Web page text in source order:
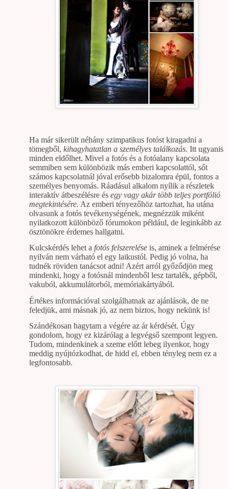
Ha már sikerült néhány szimpatikus fotóst kiragadni a
tömegből,kihagyhatatlan a személyes találkozás. Itt ugyanis
minden eldőlhet. Mivel a fotós és a fotóalany kapcsolata
semmiben sem különbözik más emberi kapcsolattól, sőt
számos kapcsolatnál jóval erősebb bizalomra épül, fontos a
személyes benyomás. Ráadásul alkalom nyílik a részletek
interaktív átbeszélésre ésegy vagy akár több teljes portfólió
megtekintésére. Az emberi tényezőhöz tartozhat, ha utána
olvasunk a fotós tevékenységének, megnézzük miként
nyilatkozott különböző fórumokon például, de leginkább az
ösztönökre érdemes hallgatni.
Kulcskérdés lehet afotós felszerelése is, aminek a felmérése
nyilván nem várható el egy laikustól. Pedig jó volna, ha
tudnék röviden tanácsot adni! Azért arról győződjön meg
mindenki, hogy a fotósnál mindenből lesz tartalék, gépből,
vakuból, akkumulátorból, memóriakártyából.
Értékes információval szolgálhatnak az ajánlások, de ne
feledjük, ami másnak jó, az nem biztos, hogy nekünk is!
Szándékosan hagytam a végére az ár kérdését. Úgy
gondolom, hogy ez kizárólag a legvégső szempont legyen.
Tudom, mindenkinek a szeme előtt lebeg ilyenkor, hogy
meddig nyújtózkodhat, de hidd el, ebben tényleg nem ez a
legfontosabb.